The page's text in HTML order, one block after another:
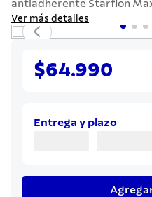
antiadherente Starflon
Ver más detalles
$64.990
Entrega y plazo
10. termo